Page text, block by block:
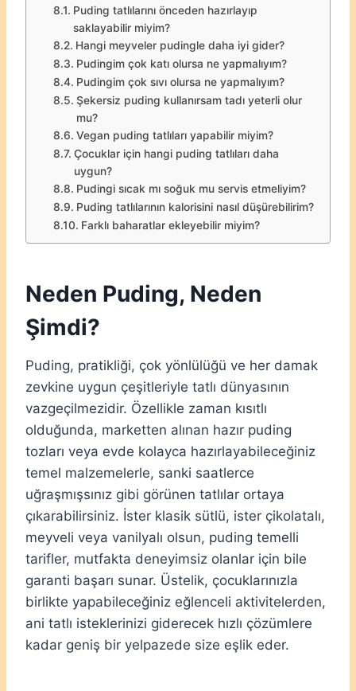
Puding tatlılarını önceden hazırlayıp
saklayabilir miyim?
Hangi meyveler pudingle daha iyi gider?
Pudingim çok katı olursa ne yapmalıyım?
Pudingim çok sıvı olursa ne yapmalıyım?
Şekersiz puding kullanırsam tadı yeterli olur
mu?
Vegan puding tatlıları yapabilir miyim?
Çocuklar için hangi puding tatlıları daha
uygun?
Pudingi sıcak mı soğuk mu servis etmeliyim?
Puding tatlılarının kalorisini nasıl düşürebilirim?
Farklı baharatlar ekleyebilir miyim?
Neden Puding, Neden
Şimdi?
Puding, pratikliği, çok yönlülüğü ve her damak
zevkine uygun çeşitleriyle tatlı dünyasının
vazgeçilmezidir. Özellikle zaman kısıtlı
olduğunda, marketten alınan hazır puding
tozları veya evde kolayca hazırlayabileceğiniz
temel malzemelerle, sanki saatlerce
uğraşmışsınız gibi görünen tatlılar ortaya
çıkarabilirsiniz. İster klasik sütlü, ister çikolatalı,
meyveli veya vanilyalı olsun, puding temelli
tarifler, mutfakta deneyimsiz olanlar için bile
garanti başarı sunar. Üstelik, çocuklarınızla
birlikte yapabileceğiniz eğlenceli aktivitelerden,
ani tatlı isteklerinizi giderecek hızlı çözümlere
kadar geniş bir yelpazede size eşlik eder.